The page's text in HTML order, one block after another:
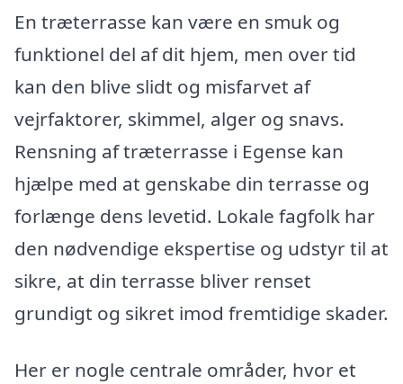
En træterrasse kan være en smuk og
funktionel del af dit hjem, men over tid
kan den blive slidt og misfarvet af
vejrfaktorer, skimmel, alger og snavs.
Rensning af træterrasse i Egense kan
hjælpe med at genskabe din terrasse og
forlænge dens levetid. Lokale fagfolk har
den nødvendige ekspertise og udstyr til at
sikre, at din terrasse bliver renset
grundigt og sikret imod fremtidige skader.
Her er nogle centrale områder, hvor et